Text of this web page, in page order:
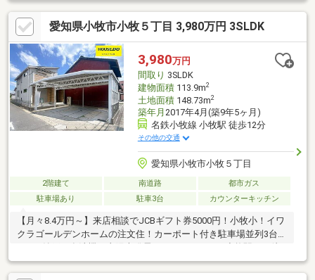
愛知県小牧市小牧５丁目 3,980万円 3SLDK
3,980万円
間取り 3SLDK
建物面積113.9m2
土地面積148.73m2
築年月 2017年4月(築9年5ヶ月)
名鉄小牧線 小牧駅 徒歩12分
その他の交通
愛知県小牧市小牧５丁目
2階建て 南道路
都市ガス
駐車場あり
駐車3台 カウンターキッチン
【月々8.4万円～】来店相談でJCBギフト券5000円！小牧小！イワ
クラゴールデンホームの注文住！カーポート付き駐車場並列3台！
歩12分！